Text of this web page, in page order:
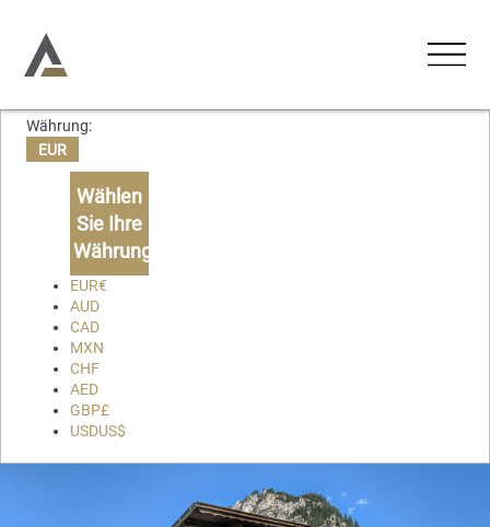
Gäste-Login
Währung:
EUR
Wählen
Sie Ihre
Währung
EUR€
AUD
CAD
MXN
CHF
AED
GBP£
USDUS$